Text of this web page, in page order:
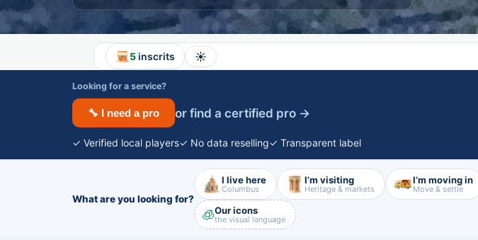
5inscrits ☀️
Looking for a service?
🔧 I need a pro or find a certified pro →
✓ Verified local players✓ No data reselling✓ Transparent label
What are you looking for?
I live here
Columbus
I’m visiting
Heritage & markets
I’m moving in
Move & settle
🧊Our icons
the visual language